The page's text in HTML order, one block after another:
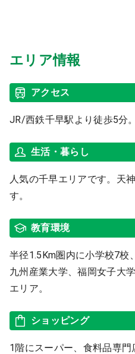
エリア情報
アクセス
JR/西鉄千早駅より徒歩5分
生活・暮らし
人気の千早エリアです。天
す。
教育環境
半径1.5Km圏内に小学校7校
九州産業大学、福岡女子大
エリア。
ショッピング
1階にスーパー、食料品専